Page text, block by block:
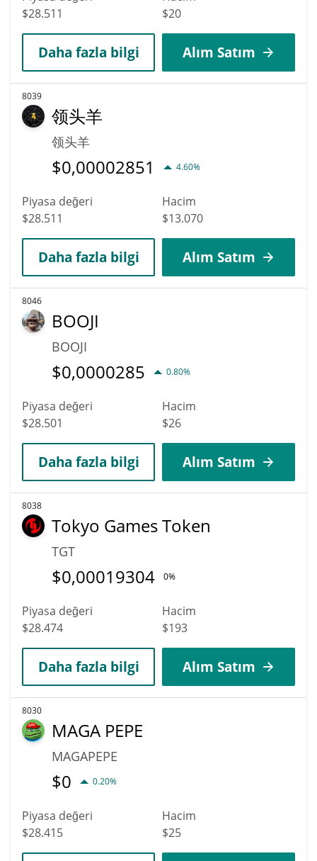
$28.511
$20
Daha fazla bilgi Alım Satım
8039
领头羊
领头羊
$0,00002851 4.60%
Piyasa değeri
$28.511
Hacim
$13.070
Daha fazla bilgi Alım Satım
8046
BOOJI
BOOJI
$0,0000285 0.80%
Piyasa değeri
$28.501
Hacim
$26
Daha fazla bilgi Alım Satım
8038
Tokyo Games Token
TGT
$0,00019304 0%
Piyasa değeri
$28.474
Hacim
$193
Daha fazla bilgi Alım Satım
8030
MAGA PEPE
MAGAPEPE
$0 0.20%
Piyasa değeri
$28.415
Hacim
$25